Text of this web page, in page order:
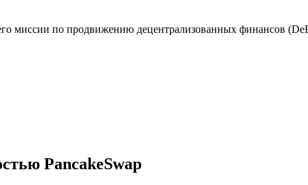
миссии по продвижению децентрализованных финансов
PancakeSwap